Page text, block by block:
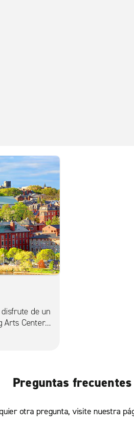
de un
Arts Center o
Preguntas
otra pregunta, visite nuestra